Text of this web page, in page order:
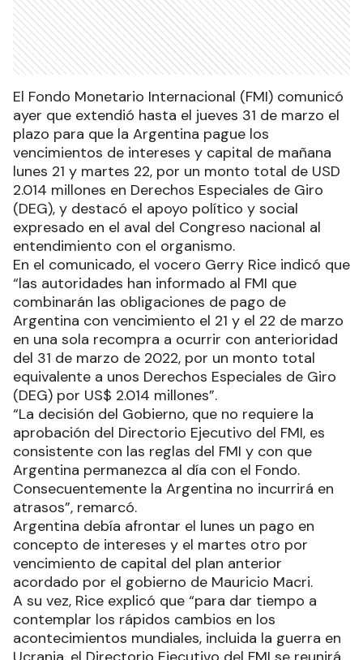
El Fondo Monetario Internacional (FMI) comunicó
ayer que extendió hasta el jueves 31 de marzo el
plazo para que la Argentina pague los
vencimientos de intereses y capital de mañana
lunes 21 y martes 22, por un monto total de USD
2.014 millones en Derechos Especiales de Giro
(DEG), y destacó el apoyo político y social
expresado en el aval del Congreso nacional al
entendimiento con el organismo.
En el comunicado, el vocero Gerry Rice indicó que
“las autoridades han informado al FMI que
combinarán las obligaciones de pago de
Argentina con vencimiento el 21 y el 22 de marzo
en una sola recompra a ocurrir con anterioridad
del 31 de marzo de 2022, por un monto total
equivalente a unos Derechos Especiales de Giro
(DEG) por US$ 2.014 millones”.
“La decisión del Gobierno, que no requiere la
aprobación del Directorio Ejecutivo del FMI, es
consistente con las reglas del FMI y con que
Argentina permanezca al día con el Fondo.
Consecuentemente la Argentina no incurrirá en
atrasos”, remarcó.
Argentina debía afrontar el lunes un pago en
concepto de intereses y el martes otro por
vencimiento de capital del plan anterior
acordado por el gobierno de Mauricio Macri.
A su vez, Rice explicó que “para dar tiempo a
contemplar los rápidos cambios en los
acontecimientos mundiales, incluida la guerra en